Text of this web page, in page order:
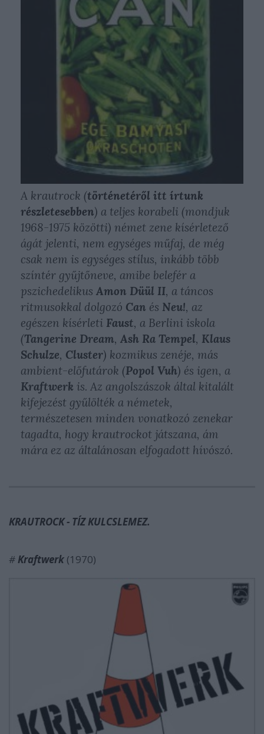
A krautrock (történetéről itt írtunk
részletesebben) a teljes korabeli (mondjuk
1968-1975 közötti) német zene kísérletező
ágát jelenti, nem egységes műfaj, de még
csak nem is egységes stílus, inkább több
színtér gyűjtőneve, amibe belefér a
pszichedelikus Amon Düül II, a táncos
ritmusokkal dolgozó Can és Neu!, az
egészen kísérleti Faust, a Berlini iskola
(Tangerine Dream, Ash Ra Tempel, Klaus
Schulze, Cluster) kozmikus zenéje, más
ambient-előfutárok (Popol Vuh) és igen, a
Kraftwerk is. Az angolszászok által kitalált
kifejezést gyűlölték a németek,
természetesen minden vonatkozó zenekar
tagadta, hogy krautrockot játszana, ám
mára ez az általánosan elfogadott hívószó.
KRAUTROCK - TÍZ KULCSLEMEZ.
#Kraftwerk (1970)